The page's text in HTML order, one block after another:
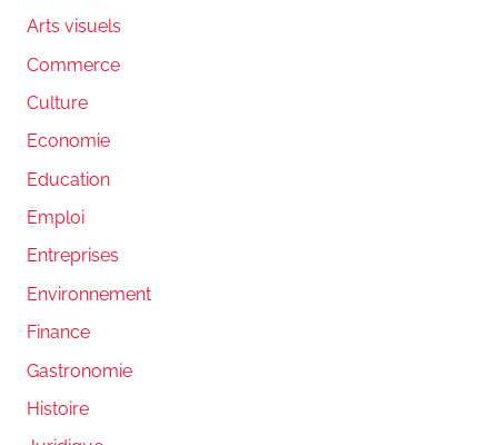
Arts visuels
Commerce
Culture
Economie
Education
Emploi
Entreprises
Environnement
Finance
Gastronomie
Histoire